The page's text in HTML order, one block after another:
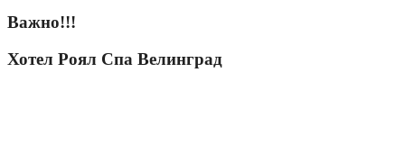
Важно!!!
Хотел Роял Спа Велинград